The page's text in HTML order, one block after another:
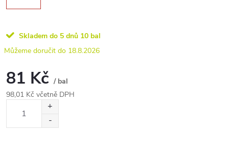
Skladem do 5 dnů 10 bal
18.8.2026
81 Kč / bal
98,01 Kč včetně DPH